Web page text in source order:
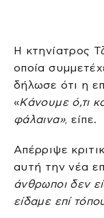
Η κτηνίατρος
οποία
δήλωσε ότι η
«Κάνουμε ό,τι
φάλαινα», είπε.
Απέρριψε
αυτή την νέα
άνθρωποι δεν
είδαμε επί